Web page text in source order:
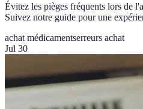
Évitez les pièges fréquents lors de
Suivez notre guide pour une
achat médicamentserreurs achat
Jul 30